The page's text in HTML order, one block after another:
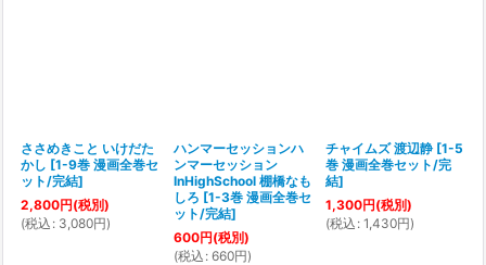
ささめきこと いけだた
かし [1-9巻 漫画全巻セ
ット/完結]
2,800円(税別)
(税込 : 3,080円)
ハンマーセッションハ
ンマーセッション
InHighSchool 棚橋なも
しろ [1-3巻 漫画全巻セ
ット/完結]
600円(税別)
(税込 : 660円)
チャイムズ 渡辺静 [1-5
巻 漫画全巻セット/完
結]
1,300円(税別)
(税込 : 1,430円)